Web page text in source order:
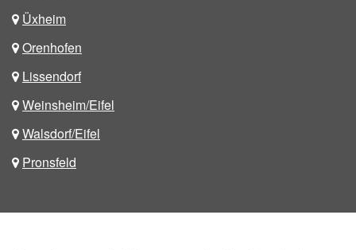
Üxheim
Orenhofen
Lissendorf
Weinsheim/Eifel
Walsdorf/Eifel
Pronsfeld